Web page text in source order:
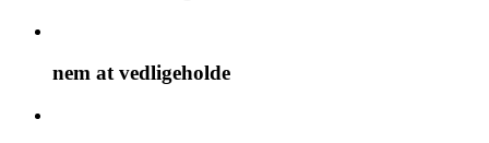
nem at vedligeholde